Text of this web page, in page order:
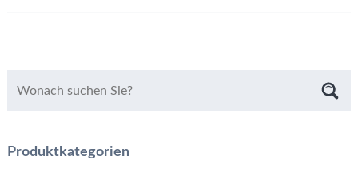
Produktkategorien